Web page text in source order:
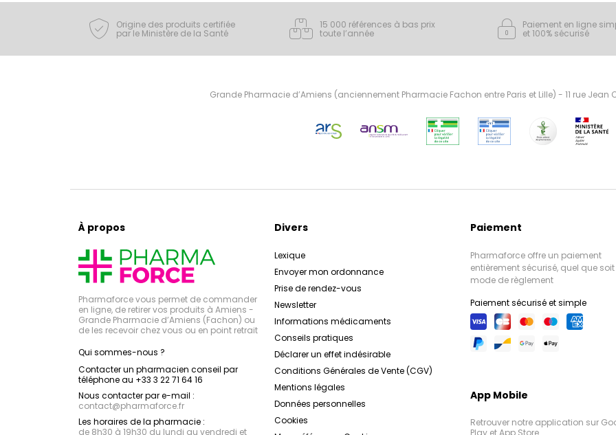
Origine des produits certifiée
par le Ministère de la Santé
15 000 références à bas prix
toute l’année
Paiement en ligne
et 100% sécurisé
Grande Pharmacie d’Amiens (anciennement Pharmacie Fachon entre Paris et Lille) - 11 rue
À propos
Pharmaforce vous permet de commander
en ligne, de retirer vos produits à Amiens -
Grande Pharmacie d’Amiens (Fachon) ou
de les recevoir chez vous ou en point retrait
Qui sommes-nous ?
Contacter un pharmacien conseil par
téléphone au +33 3 22 71 64 16
Nous contacter par e-mail :
contact@pharmaforce.fr
Les horaires de la pharmacie :
de 8h30 à 19h30 du lundi au vendredi et
Divers
Lexique
Envoyer mon ordonnance
Prise de rendez-vous
Newsletter
Informations médicaments
Conseils pratiques
Déclarer un effet indésirable
Conditions Générales de Vente (CGV)
Mentions légales
Données personnelles
Cookies
Paiement
Pharmaforce offre un paiement
entièrement sécurisé, quel que soit
mode de règlement
Paiement sécurisé et simple
App Mobile
Retrouver notre application sur
Play et App Store